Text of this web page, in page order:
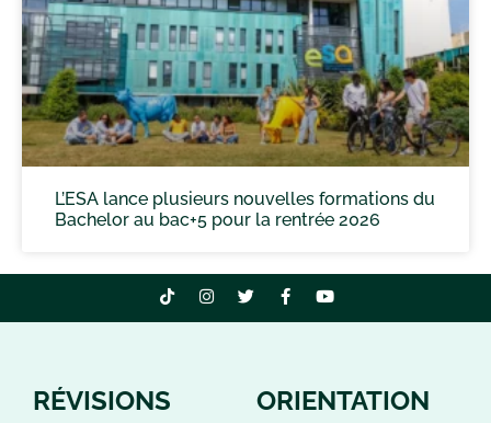
L’ESA lance plusieurs nouvelles formations du
Bachelor au bac+5 pour la rentrée 2026
RÉVISIONS ORIENTATION